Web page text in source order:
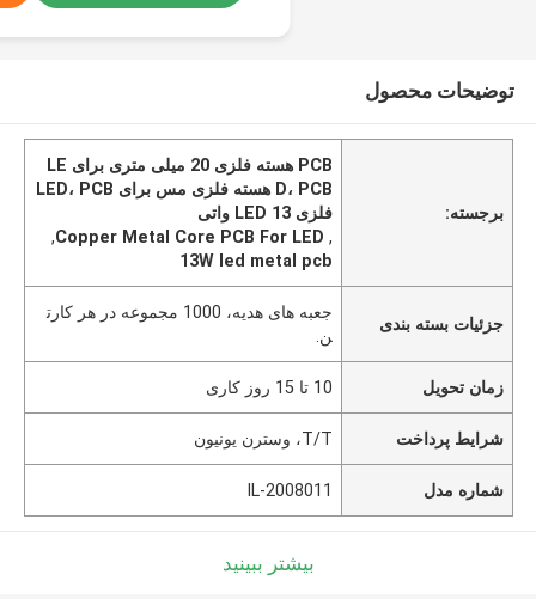
توضیحات محصول
برجسته:
PCB هسته فلزی 20 میلی متری برای LE
D، PCB هسته فلزی مس برای LED، PCB
فلزی LED 13 واتی
,
Copper Metal Core PCB For LED
,
13W led metal pcb
جزئیات بسته بندی
جعبه های هدیه، 1000 مجموعه در هر کارت
ن.
زمان تحویل 10 تا 15 روز کاری
شرایط پرداخت T/T، وسترن یونیون
شماره مدل IL-2008011
بیشتر ببینید